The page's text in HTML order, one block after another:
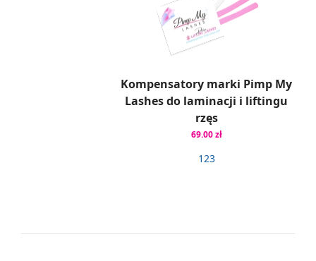
Kompensatory marki Pimp My
Lashes do laminacji i liftingu
rzęs
69.00 zł
123